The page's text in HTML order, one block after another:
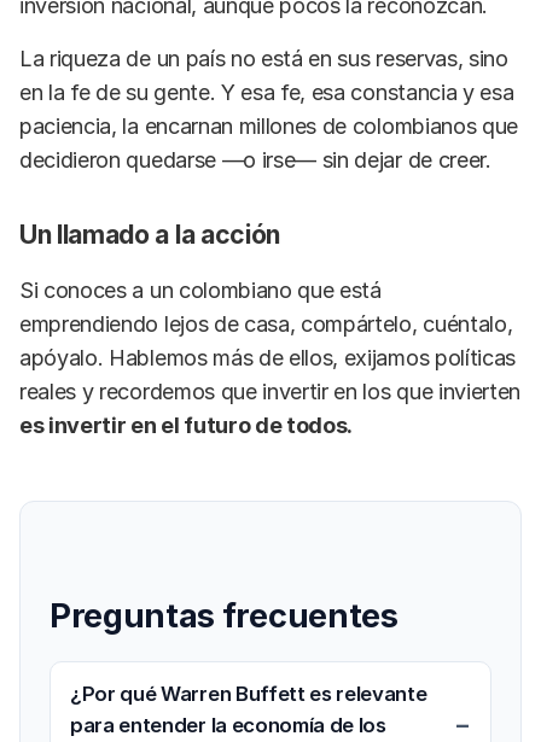
inversión nacional, aunque pocos la reconozcan.
La riqueza de un país no está en sus reservas, sino
en la fe de su gente. Y esa fe, esa constancia y esa
paciencia, la encarnan millones de colombianos que
decidieron quedarse —o irse— sin dejar de creer.
Un llamado a la acción
Si conoces a un colombiano que está
emprendiendo lejos de casa, compártelo, cuéntalo,
apóyalo. Hablemos más de ellos, exijamos políticas
reales y recordemos que invertir en los que invierten
es invertir en el futuro de todos.
Preguntas frecuentes
¿Por qué Warren Buffett es relevante
para entender la economía de los